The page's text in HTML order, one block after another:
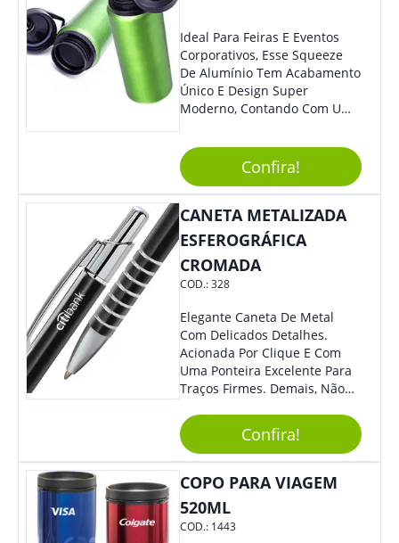
Ideal Para Feiras E Eventos
Corporativos, Esse Squeeze
De Alumínio Tem Acabamento
Único E Design Super
Moderno, Contando Com Uma
Permite Vazamentos. Sem
Dúvidas É Um Brinde Prático
Que Levará Sua Marca Com
Muito Estilo, Agradando À
Todos.
Confira!
CANETA METALIZADA
ESFEROGRÁFICA
CROMADA
COD.:328
Elegante Caneta De Metal
Com Delicados Detalhes.
Acionada Por Clique E Com
Uma Ponteira Excelente Para
Traços Firmes. Demais, Não
Confira!
COPO PARA VIAGEM
520ML
COD.: 1443